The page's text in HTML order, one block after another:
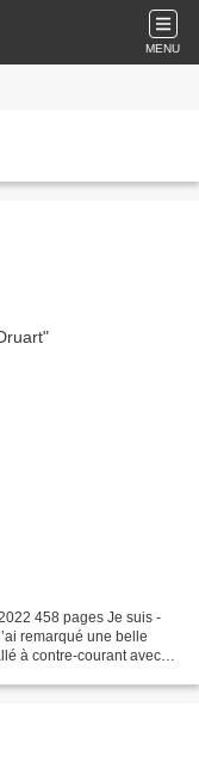
MENU
458 pages Je suis -
remarqué une belle
à contre-courant avec